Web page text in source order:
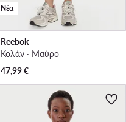
Νέα
Reebok
Κολάν · Μαύρο
47,99€